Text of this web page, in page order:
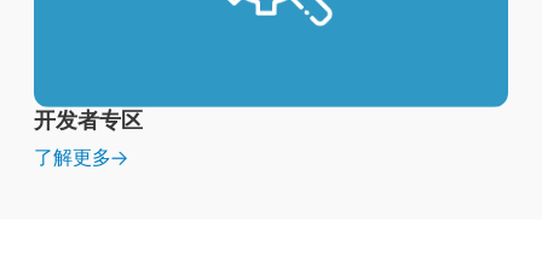
开发者专区
了解更多